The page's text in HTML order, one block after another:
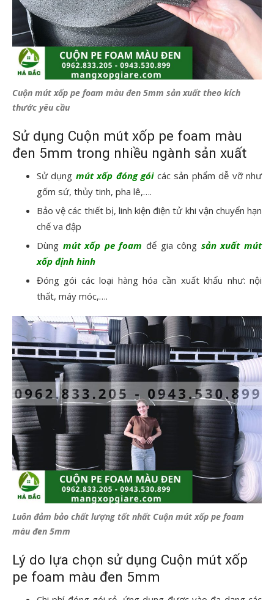
Cuộn mút xốp pe foam màu đen 5mm sản xuất theo kích
thước yêu cầu
Sử dụng Cuộn mút xốp pe foam màu
đen 5mm trong nhiều ngành sản xuất
Sử dụng mút xốp đóng góicác sản phẩm dễ vỡ như
gốm sứ, thủy tinh, pha lê,….
Bảo vệ các thiết bị, linh kiện điện tử khi vận chuyển hạn
chế va đập
Dùng mút xốp pe foam để gia công sản xuất mút
xốp định hình
Đóng gói các loại hàng hóa cần xuất khẩu như: nội
thất, máy móc,….
Luôn đảm bảo chất lượng tốt nhất Cuộn mút xốp pe foam
màu đen 5mm
Lý do lựa chọn sử dụng Cuộn mút xốp
pe foam màu đen 5mm